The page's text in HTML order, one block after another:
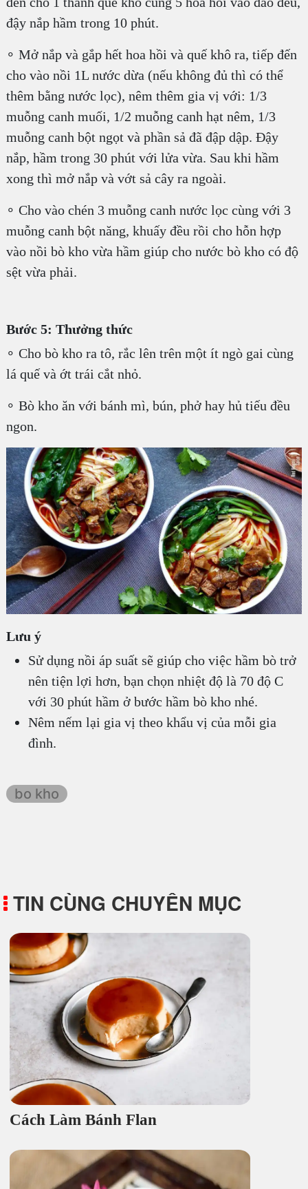
đậy nắp hầm trong 10 phút.
∘ Mở nắp và gắp hết hoa hồi và quế khô ra, tiếp đến
cho vào nồi 1L nước dừa (nếu không đủ thì có thể
thêm bằng nước lọc), nêm thêm gia vị với: 1/3
muỗng canh muối, 1/2 muỗng canh hạt nêm, 1/3
muỗng canh bột ngọt và phần sả đã đập dập. Đậy
nắp, hầm trong 30 phút với lửa vừa. Sau khi hầm
xong thì mở nắp và vớt sả cây ra ngoài.
∘ Cho vào chén 3 muỗng canh nước lọc cùng với 3
muỗng canh bột năng, khuấy đều rồi cho hỗn hợp
vào nồi bò kho vừa hầm giúp cho nước bò kho có độ
sệt vừa phải.
Bước 5: Thưởng thức
∘ Cho bò kho ra tô, rắc lên trên một ít ngò gai cùng
lá quế và ớt trái cắt nhỏ.
∘ Bò kho ăn với bánh mì, bún, phở hay hủ tiếu đều
ngon.
Lưu ý
Sử dụng nồi áp suất sẽ giúp cho việc hầm bò trở
nên tiện lợi hơn, bạn chọn nhiệt độ là 70 độ C
với 30 phút hầm ở bước hầm bò kho nhé.
Nêm nếm lại gia vị theo khẩu vị của mỗi gia
đình.
bo kho
TIN CÙNG CHUYÊN MỤC
Cách Làm Bánh Flan